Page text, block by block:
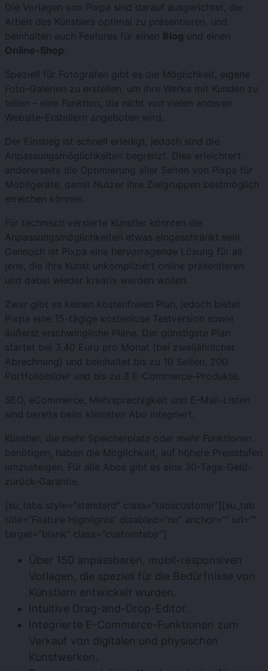
Die Vorlagen von Pixpa sind darauf ausgerichtet, die
Arbeit des Künstlers optimal zu präsentieren, und
beinhalten auch Features für einen Blog und einen
Online-Shop.
Speziell für Fotografen gibt es die Möglichkeit, eigene
Foto-Galerien zu erstellen, um ihre Werke mit Kunden zu
teilen – eine Funktion, die nicht von vielen anderen
Website-Erstellern angeboten wird.
Der Einstieg ist schnell erledigt, jedoch sind die
Anpassungsmöglichkeiten begrenzt. Dies erleichtert
andererseits die Optimierung aller Seiten von Pixpa für
Mobilgeräte, damit Nutzer ihre Zielgruppen bestmöglich
erreichen können.
Für technisch versierte Künstler könnten die
Anpassungsmöglichkeiten etwas eingeschränkt sein.
Dennoch ist Pixpa eine hervorragende Lösung für all
jene, die ihre Kunst unkompliziert online präsentieren
und dabei wieder kreativ werden wollen.
Zwar gibt es keinen kostenfreien Plan, jedoch bietet
Pixpa eine 15-tägige kostenlose Testversion sowie
äußerst erschwingliche Pläne. Der günstigste Plan
startet bei 3,40 Euro pro Monat (bei zweijährlicher
Abrechnung) und beinhaltet bis zu 10 Seiten, 200
Portfoliobilder und bis zu 3 E-Commerce-Produkte.
SEO, eCommerce, Mehrsprachigkeit und E-Mail-Listen
sind bereits beim kleinsten Abo integriert.
Künstler, die mehr Speicherplatz oder mehr Funktionen
benötigen, haben die Möglichkeit, auf höhere Preisstufen
umzusteigen. Für alle Abos gibt es eine 30-Tage-Geld-
zurück-Garantie.
[su_tabs style=“standard“ class=“tabscustomjr“][su_tab
title=“Feature Highlights“ disabled=“no“ anchor=““ url=““
target=“blank“ class=“customtabjr“]
Über 150 anpassbaren, mobil-responsiven
Vorlagen, die speziell für die Bedürfnisse von
Künstlern entwickelt wurden.
Intuitive Drag-and-Drop-Editor.
Integrierte E-Commerce-Funktionen zum
Verkauf von digitalen und physischen
Kunstwerken.